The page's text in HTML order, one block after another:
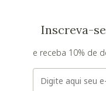
Inscreva-
e receba 10% de
E-mail